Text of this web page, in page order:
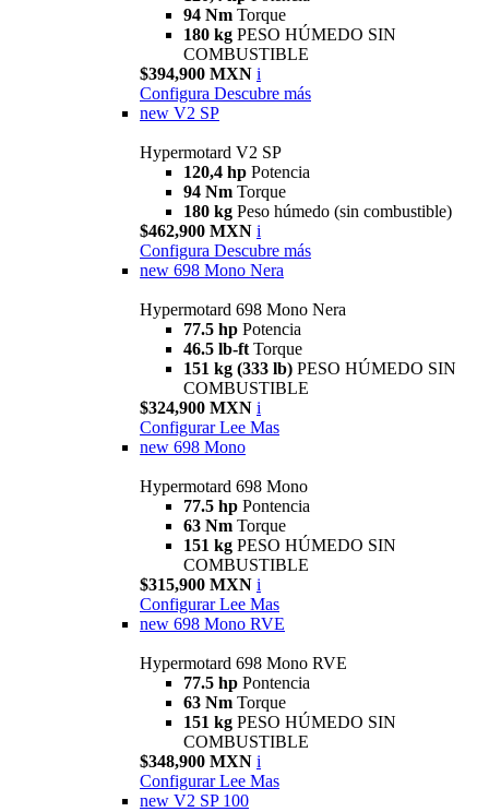
94 Nm Torque
180 kg PESO HÚMEDO SIN
COMBUSTIBLE
$394,900 MXN i
Configura Descubre más
new V2 SP
Hypermotard V2 SP
120,4 hp Potencia
94 Nm Torque
180 kg Peso húmedo (sin combustible)
$462,900 MXN i
Configura Descubre más
new 698 Mono Nera
Hypermotard 698 Mono Nera
77.5 hp Potencia
46.5 lb-ft Torque
151 kg (333 lb) PESO HÚMEDO SIN
COMBUSTIBLE
$324,900 MXN i
Configurar Lee Mas
new 698 Mono
Hypermotard 698 Mono
77.5 hp Pontencia
63 Nm Torque
151 kg PESO HÚMEDO SIN
COMBUSTIBLE
$315,900 MXN i
Configurar Lee Mas
new 698 Mono RVE
Hypermotard 698 Mono RVE
77.5 hp Pontencia
63 Nm Torque
151 kg PESO HÚMEDO SIN
COMBUSTIBLE
$348,900 MXN i
Configurar Lee Mas
new V2 SP 100